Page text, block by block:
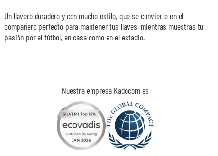
Nuestra empresa Kadocom es
Un llavero duradero y con mucho estilo, que se convierte en el
compañero perfecto para mantener tus llaves, mientras muestras tu
pasión por el fútbol, en casa como en el estadio.